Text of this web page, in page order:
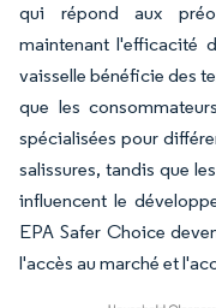
qui répond aux
maintenant l'efficacité
vaisselle bénéficie des
que les
spécialisées pour
salissures, tandis que
influencent le
EPA Safer Choice
l'accès au marché et